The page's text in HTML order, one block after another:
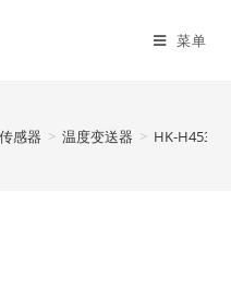
菜单
感器 > 温度变送器 > HK-